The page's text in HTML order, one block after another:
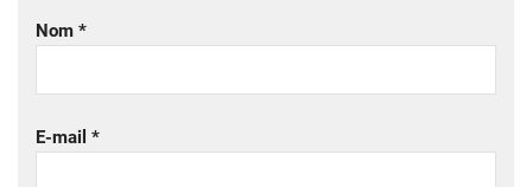
Nom *
E-mail *